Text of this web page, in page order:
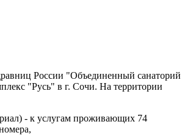
России "Объединенный санаторий
"Русь" в г. Сочи. На территории
- к услугам проживающих 74